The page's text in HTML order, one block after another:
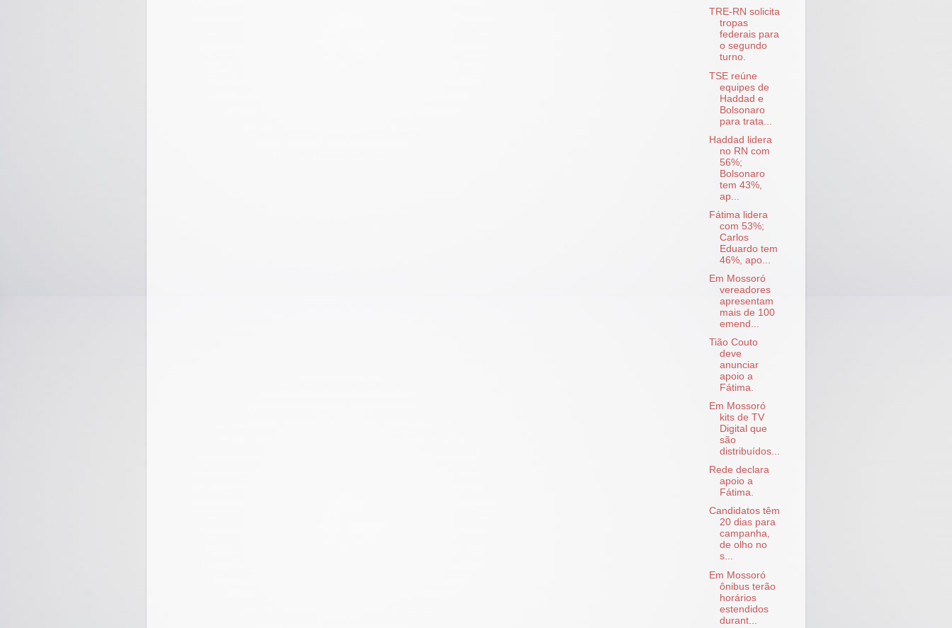
TRE-RN solicita
tropas
federais para
o segundo
turno.
TSE reúne
equipes de
Haddad e
Bolsonaro
para trata...
Haddad lidera
no RN com
56%;
Bolsonaro
tem 43%,
ap...
Fátima lidera
com 53%;
Carlos
Eduardo tem
46%, apo...
Em Mossoró
vereadores
apresentam
mais de 100
emend...
Tião Couto
deve
anunciar
apoio a
Fátima.
Em Mossoró
kits de TV
Digital que
são
distribuídos...
Rede declara
apoio a
Fátima.
Candidatos têm
20 dias para
campanha,
de olho no
s...
Em Mossoró
ônibus terão
horários
estendidos
durant...